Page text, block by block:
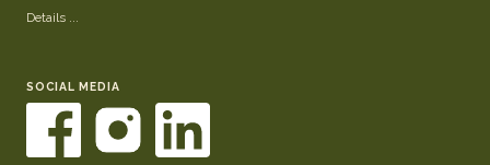
Details ...
SOCIAL MEDIA